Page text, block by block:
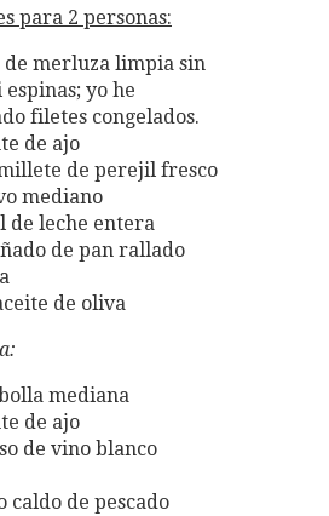
para 2 personas:
de merluza limpia sin
yo he
filetes congelados.
de ajo
de perejil fresco
mediano
de leche entera
de pan rallado
de oliva
mediana
de ajo
de vino blanco
caldo de pescado